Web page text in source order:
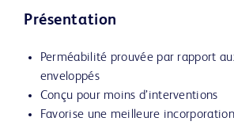
Présentation
Perméabilité prouvée par rapport
enveloppés
Conçu pour moins d’interventions
Favorise une meilleure